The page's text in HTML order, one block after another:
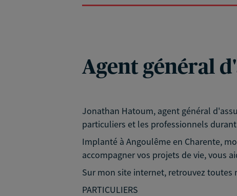
Agent général
Jonathan Hatoum, agent général
particuliers et les professionnels
Implanté à Angoulême en Charente,
accompagner vos projets de vie, vous
Sur mon site internet, retrouvez toutes
PARTICULIERS